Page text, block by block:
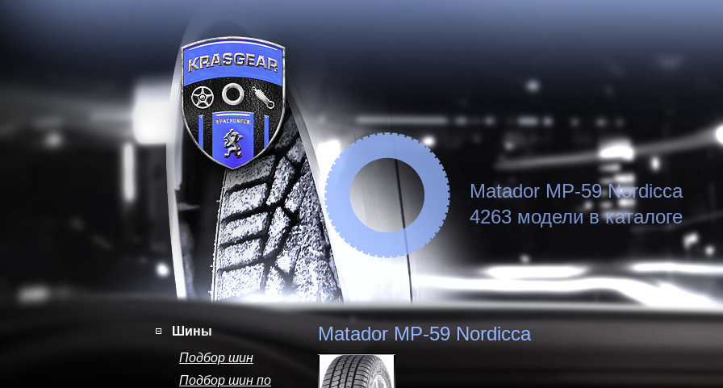
Matador МР-59 Nordicca
4263 модели в каталоге
Шины
Подбор шин
Подбор шин по
Matador МР-59 Nordicca